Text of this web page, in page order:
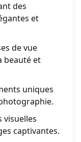
des
et
de vue
beauté et
uniques
visuelles
captivantes.